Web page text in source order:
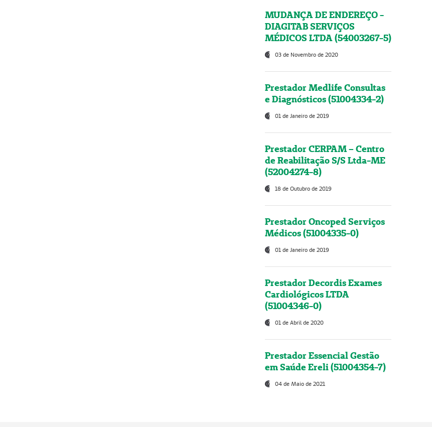
MUDANÇA DE ENDEREÇO -
DIAGITAB SERVIÇOS
MÉDICOS LTDA (54003267-5)
03 de Novembro de 2020
Prestador Medlife Consultas
e Diagnósticos (51004334-2)
01 de Janeiro de 2019
Prestador CERPAM – Centro
de Reabilitação S/S Ltda-ME
(52004274-8)
18 de Outubro de 2019
Prestador Oncoped Serviços
Médicos (51004335-0)
01 de Janeiro de 2019
Prestador Decordis Exames
Cardiológicos LTDA
(51004346-0)
01 de Abril de 2020
Prestador Essencial Gestão
em Saúde Ereli (51004354-7)
04 de Maio de 2021